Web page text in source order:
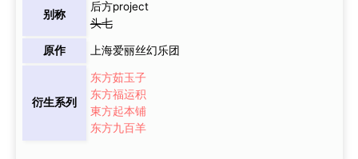
别称
后方project
头七
原作 上海爱丽丝幻乐团
衍生系列
东方茹玉子
东方福运积
東方起本铺
东方九百羊